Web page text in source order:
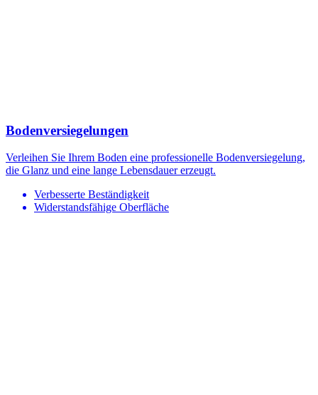
Bodenversiegelungen
Verleihen Sie Ihrem Boden eine professionelle Bodenversiegelung,
die Glanz und eine lange Lebensdauer erzeugt.
Verbesserte Beständigkeit
Widerstandsfähige Oberfläche